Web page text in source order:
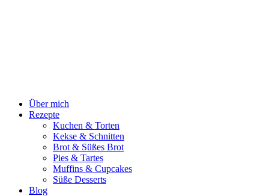
Über mich
Rezepte
Kuchen & Torten
Kekse & Schnitten
Brot & Süßes Brot
Pies & Tartes
Muffins & Cupcakes
Süße Desserts
Blog